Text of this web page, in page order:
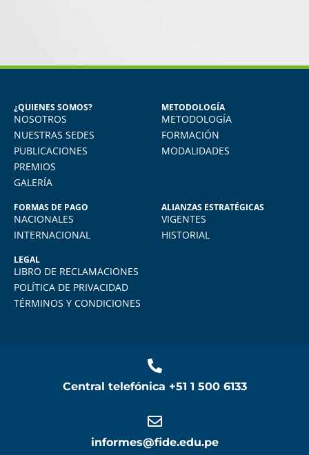
GÓNGORA
Vivo en Arequipa y llevé el diploma con
total comodidad desde mi casa. La
y muy amigable. La enseñanza virtual es
¿QUIENES SOMOS?
NOSOTROS
NUESTRAS SEDES
PUBLICACIONES
PREMIOS
GALERÍA
METODOLOGÍA
METODOLOGÍA
FORMACIÓN
MODALIDADES
FORMAS DE PAGO
NACIONALES
INTERNACIONAL
ALIANZAS ESTRATÉGICAS
VIGENTES
HISTORIAL
LEGAL
LIBRO DE RECLAMACIONES
POLÍTICA DE PRIVACIDAD
TÉRMINOS Y CONDICIONES
Central telefónica +51 1 500 6133
informes@fide.edu.pe